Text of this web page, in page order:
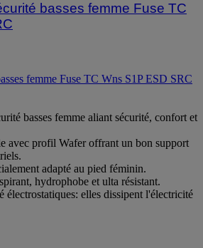
basses femme Fuse TC
femme Fuse TC Wns S1P ESD SRC
basses femme aliant sécurité, confort et
avec profil Wafer offrant un bon support
adapté au pied féminin.
hydrophobe et ulta résistant.
électrostatiques: elles dissipent l'électricité